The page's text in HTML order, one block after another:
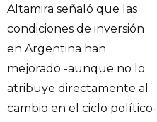
Altamira señaló que las
condiciones de inversión
en Argentina han
mejorado -aunque no lo
atribuye directamente al
cambio en el ciclo político-